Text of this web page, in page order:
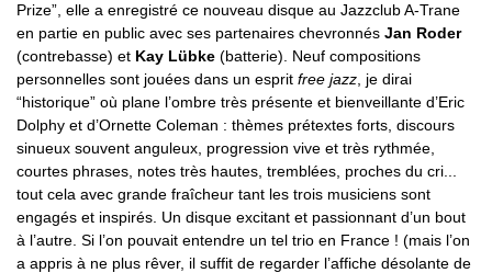
Prize”, elle a enregistré ce nouveau disque au Jazzclub A-Trane
en partie en public avec ses partenaires chevronnés Jan Roder
(contrebasse) et Kay Lübke (batterie). Neuf compositions
personnelles sont jouées dans un esprit free jazz , je dirai
“historique” où plane l’ombre très présente et bienveillante d’Eric
Dolphy et d’Ornette Coleman : thèmes prétextes forts, discours
sinueux souvent anguleux, progression vive et très rythmée,
courtes phrases, notes très hautes, tremblées, proches du cri...
tout cela avec grande fraîcheur tant les trois musiciens sont
engagés et inspirés. Un disque excitant et passionnant d’un bout
à l’autre. Si l’on pouvait entendre un tel trio en France ! (mais l’on
a appris à ne plus rêver, il suffit de regarder l’affiche désolante de